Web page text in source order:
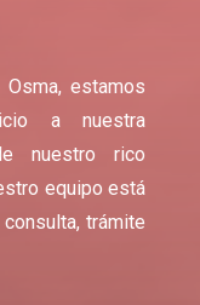
estamos
a nuestra
nuestro rico
equipo está
trámite